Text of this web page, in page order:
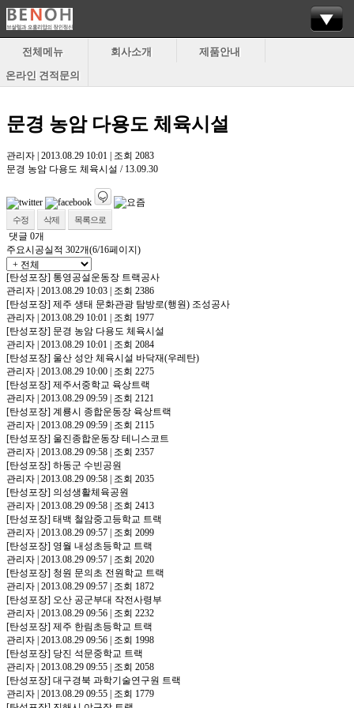
전체메뉴 회사소개
제품안내
온라인 견적문의
문경 농암 다용도 체육시설
관리자 2013.08.29 10:01 조회 2083
문경 농암 다용도 체육시설 / 13.09.30
수정 삭제 목록으로
댓글 0개
주요시공실적 302개(6/16페이지)
[탄성포장] 통영공설운동장 트랙공사
관리자 2013.08.29 10:03
조회 2386
[탄성포장] 제주 생태 문화관광 탐방로(행원) 조성공사
관리자 2013.08.29 10:01
조회 1977
[탄성포장] 문경 농암 다용도 체육시설
관리자 2013.08.29 10:01
조회 2084
[탄성포장] 울산 성안 체육시설 바닥재(우레탄)
관리자 2013.08.29 10:00
조회 2275
[탄성포장] 제주서중학교 육상트랙
관리자 2013.08.29 09:59
조회 2121
[탄성포장] 계룡시 종합운동장 육상트랙
관리자 2013.08.29 09:59
조회 2115
[탄성포장] 울진종합운동장 테니스코트
관리자 2013.08.29 09:58
조회 2357
[탄성포장] 하동군 수빈공원
관리자 2013.08.29 09:58
조회 2035
[탄성포장] 의성생활체육공원
관리자 2013.08.29 09:58
조회 2413
[탄성포장] 태백 철암중고등학교 트랙
관리자 2013.08.29 09:57
조회 2099
[탄성포장] 영월 내성초등학교 트랙
관리자 2013.08.29 09:57
조회 2020
[탄성포장] 청원 문의초 전원학교 트랙
관리자 2013.08.29 09:57
조회 1872
[탄성포장] 오산 공군부대 작전사령부
관리자 2013.08.29 09:56
조회 2232
[탄성포장] 제주 한림초등학교 트랙
관리자 2013.08.29 09:56
조회 1998
[탄성포장] 당진 석문중학교 트랙
관리자 2013.08.29 09:55
조회 2058
[탄성포장] 대구경북 과학기술연구원 트랙
관리자 2013.08.29 09:55
조회 1779